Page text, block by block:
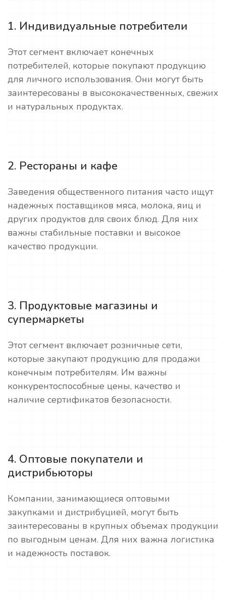
1. Индивидуальные потребители
Этот сегмент включает конечных
потребителей, которые покупают продукцию
для личного использования. Они могут быть
заинтересованы в высококачественных, свежих
и натуральных продуктах.
2. Рестораны и кафе
Заведения общественного питания часто ищут
надежных поставщиков мяса, молока, яиц и
других продуктов для своих блюд. Для них
важны стабильные поставки и высокое
качество продукции.
3. Продуктовые магазины и
супермаркеты
Этот сегмент включает розничные сети,
которые закупают продукцию для продажи
конечным потребителям. Им важны
конкурентоспособные цены, качество и
наличие сертификатов безопасности.
4. Оптовые покупатели и
дистрибьюторы
Компании, занимающиеся оптовыми
закупками и дистрибуцией, могут быть
заинтересованы в крупных объемах продукции
по выгодным ценам. Для них важна логистика
и надежность поставок.